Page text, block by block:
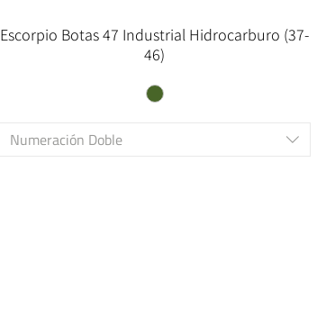
Escorpio Botas 47 Industrial Hidrocarburo (37-
46)
Numeración Doble